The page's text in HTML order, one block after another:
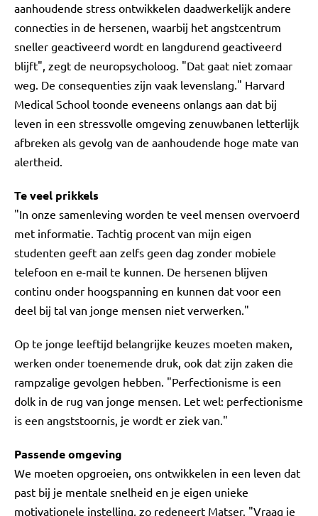
aanhoudende stress ontwikkelen daadwerkelijk andere
connecties in de hersenen, waarbij het angstcentrum
sneller geactiveerd wordt en langdurend geactiveerd
blijft", zegt de neuropsycholoog. "Dat gaat niet zomaar
weg. De consequenties zijn vaak levenslang." Harvard
Medical School toonde eveneens onlangs aan dat bij
leven in een stressvolle omgeving zenuwbanen letterlijk
afbreken als gevolg van de aanhoudende hoge mate van
alertheid.
Te veel prikkels
"In onze samenleving worden te veel mensen overvoerd
met informatie. Tachtig procent van mijn eigen
studenten geeft aan zelfs geen dag zonder mobiele
telefoon en e-mail te kunnen. De hersenen blijven
continu onder hoogspanning en kunnen dat voor een
deel bij tal van jonge mensen niet verwerken."
Op te jonge leeftijd belangrijke keuzes moeten maken,
werken onder toenemende druk, ook dat zijn zaken die
rampzalige gevolgen hebben. "Perfectionisme is een
dolk in de rug van jonge mensen. Let wel: perfectionisme
is een angststoornis, je wordt er ziek van."
Passende omgeving
We moeten opgroeien, ons ontwikkelen in een leven dat
past bij je mentale snelheid en je eigen unieke
motivationele instelling, zo redeneert Matser. "Vraag je